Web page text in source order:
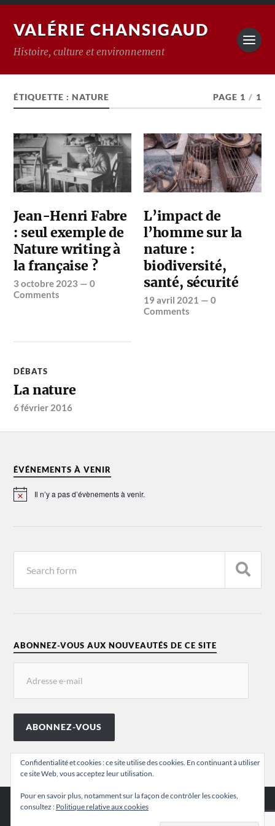
VALÉRIE CHANSIGAUD
Histoire, culture et environnement
ÉTIQUETTE :NATURE PAGE 1 / 1
Jean-Henri Fabre
: seul exemple de
Nature writing à
la française ?
3 octobre 2023 —0
Comments
L’impact de
l’homme sur la
nature :
biodiversité,
santé, sécurité
19 avril 2021 —0
Comments
DÉBATS
La nature
6 février 2016
ÉVÉNEMENTS À VENIR
Notice Il n’y a pas d’évènements à venir.
ABONNEZ-VOUS AUX NOUVEAUTÉS DE CE SITE
ABONNEZ-VOUS
© 2026VALÉRIE CHANSIGAUD
Confidentialité et cookies : ce site utilise des cookies. En continuant à utiliser
ce site Web, vous acceptez leur utilisation.
Pour en savoir plus, notamment sur la façon de contrôler les cookies,
consultez : Politique relative aux cookies